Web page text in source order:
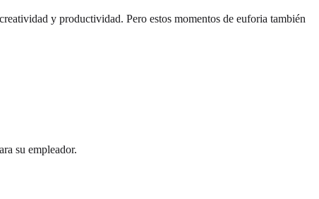
y productividad. Pero estos momentos de euforia también
su empleador.